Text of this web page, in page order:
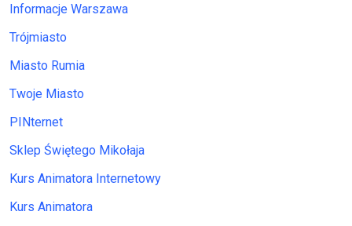
Informacje Warszawa
Trójmiasto
Miasto Rumia
Twoje Miasto
PINternet
Sklep Świętego Mikołaja
Kurs Animatora Internetowy
Kurs Animatora